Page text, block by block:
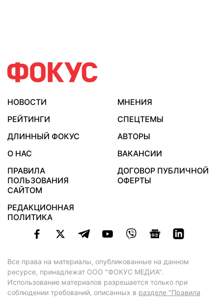
НОВОСТИ
МНЕНИЯ
РЕЙТИНГИ
СПЕЦТЕМЫ
ДЛИННЫЙ ФОКУС
АВТОРЫ
О НАС
ВАКАНСИИ
ПРАВИЛА
ПОЛЬЗОВАНИЯ
САЙТОМ
ДОГОВОР ПУБЛИЧНОЙ
ОФЕРТЫ
РЕДАКЦИОННАЯ
ПОЛИТИКА
Все права на материалы, опубликованные на данном
ресурсе, принадлежат ООО "ФОКУС МЕДИА".
Использование материалов разрешается только при
соблюдении требований, описанных в разделе "Правила